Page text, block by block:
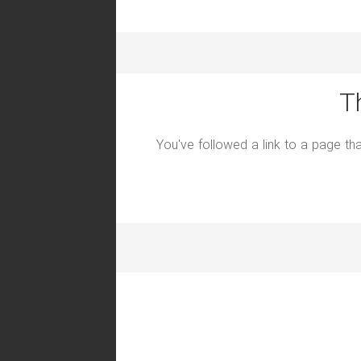
You've followed a link to a page